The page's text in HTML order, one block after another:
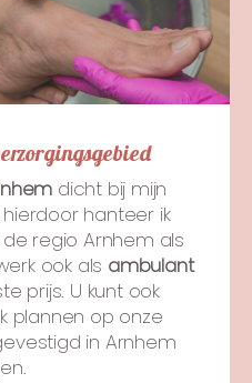
dicht bij mijn
hanteer ik
regio Arnhem als
ook als ambulant
prijs. U kunt ook
plannen op onze
in Arnhem